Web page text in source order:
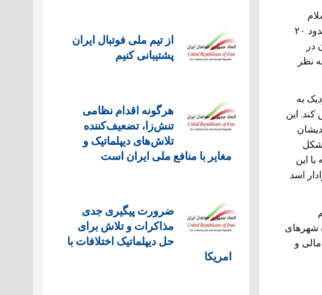
گریان افراطی هم جزو آزاد شدگان بودند ودو سازمان احرار الشم و ثغور الشم را تاسیس کردند. این دوگروه که حدود ۲۰
در
نظر
تمایلاتی که نزدیک به
این
این
اسد
شهرهای
و
از تیم ملی فوتبال ایران
پشتیبانی کنیم
هرگونه اقدام نظامی
تنش‌زا، تضعیف‌کننده
تلاش‌های دیپلماتیک و
مغایر با منافع ملی ایران است
ضرورت پیگیری جدی
مذاکرات و تلاش برای
حل دیپلماتیک اختلافات با
امریکا